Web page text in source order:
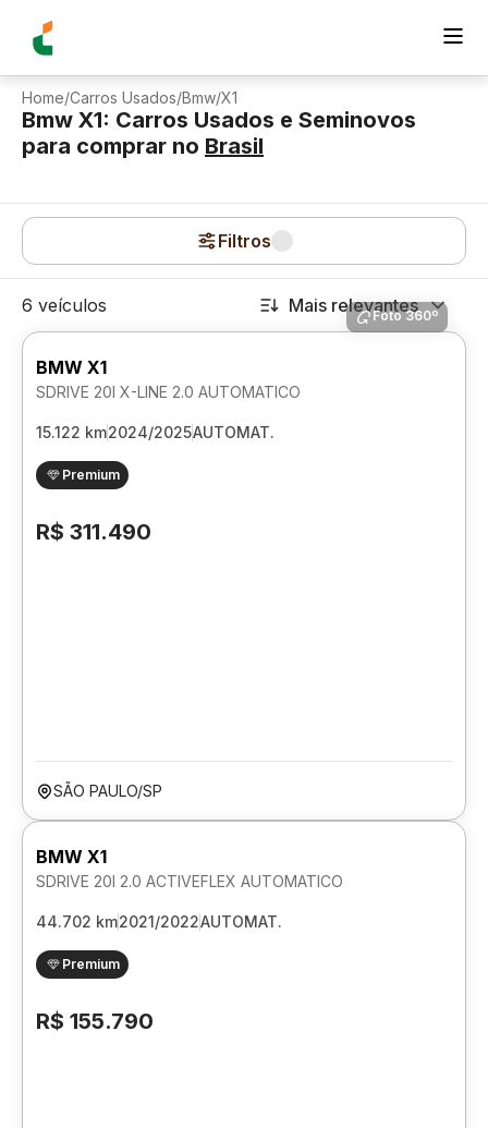
Home/Carros Usados/Bmw/X1
Bmw X1: Carros Usados e Seminovos
para comprar no Brasil
Filtros
6 veículos Mais relevantes
Foto 360º
BMW X1
SDRIVE 20I X-LINE 2.0 AUTOMATICO
15.122 km2024/2025AUTOMAT.
Premium
R$ 311.490
SÃO PAULO/SP
BMW X1
SDRIVE 20I 2.0 ACTIVEFLEX AUTOMATICO
44.702 km2021/2022AUTOMAT.
Premium
R$ 155.790